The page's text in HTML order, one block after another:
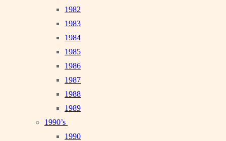
1982
1983
1984
1985
1986
1987
1988
1989
1990’s
1990